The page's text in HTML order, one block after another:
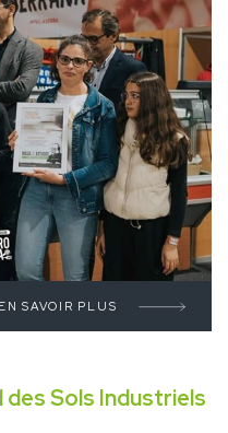
EN SAVOIR PLUS
des Sols Industriels